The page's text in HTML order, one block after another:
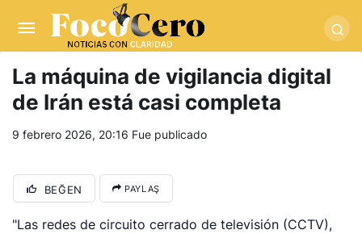
trwin giriş
masterbetting-palacebet1.com-
tlcasino giriş-betandyou-vbett34.com betovis34.net-
skyloftsbet
La máquina de vigilancia digital
de Irán está casi completa
9 febrero 2026, 20:16 Fue publicado
BEĞEN PAYLAŞ
"Las redes de circuito cerrado de televisión (CCTV),